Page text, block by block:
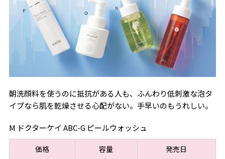
朝洗顔料を使うのに抵抗がある人も、ふんわり低刺激な泡タ
イプなら肌を乾燥させる心配がない。手早いのもうれしい。
M ドクターケイ ABC-G ピールウォッシュ
価格 容量
発売日